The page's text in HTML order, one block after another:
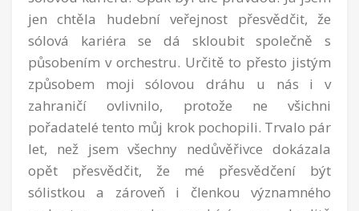
jen chtěla hudební veřejnost přesvědčit, že
sólová kariéra se dá skloubit společně s
působením v orchestru. Určitě to přesto jistým
způsobem moji sólovou dráhu u nás i v
zahraničí ovlivnilo, protože ne všichni
pořadatelé tento můj krok pochopili. Trvalo pár
let, než jsem všechny nedůvěřivce dokázala
opět přesvědčit, že mé přesvědčení být
sólistkou a zároveň i členkou významného